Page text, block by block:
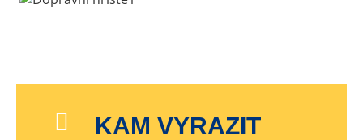
KAM VYRAZIT